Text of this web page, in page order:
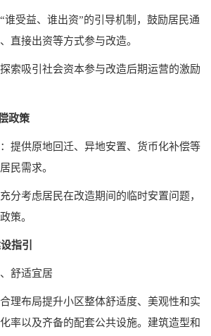
谁受益、谁出资”的引导机制，鼓励居民通
直接出资等方式参与改造。
索吸引社会资本参与改造后期运营的激励
政策
提供原地回迁、异地安置、货币化补偿等
民需求。
分考虑居民在改造期间的临时安置问题，
策。
指引
舒适宜居
理布局提升小区整体舒适度、美观性和实
率以及齐备的配套公共设施。建筑造型和